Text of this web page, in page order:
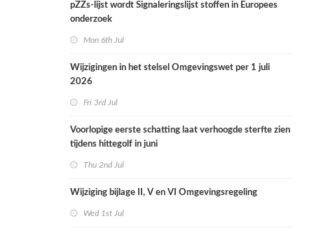
pZZs-lijst wordt Signaleringslijst stoffen in Europees
onderzoek
Mon 6th Jul
Wijzigingen in het stelsel Omgevingswet per 1 juli
2026
Fri 3rd Jul
Voorlopige eerste schatting laat verhoogde sterfte zien
tijdens hittegolf in juni
Thu 2nd Jul
Wijziging bijlage II, V en VI Omgevingsregeling
Wed 1st Jul